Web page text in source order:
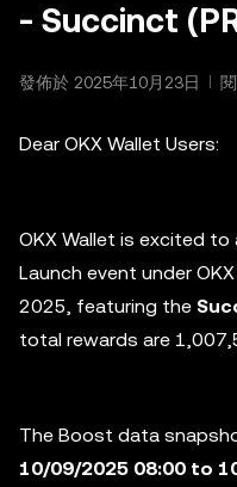
- Succinct
發佈於 2025年10月23日
Dear OKX Wallet Users:
OKX Wallet is excited
Launch event under
2025, featuring the
total rewards are
The Boost data
10/09/2025 08:00 to